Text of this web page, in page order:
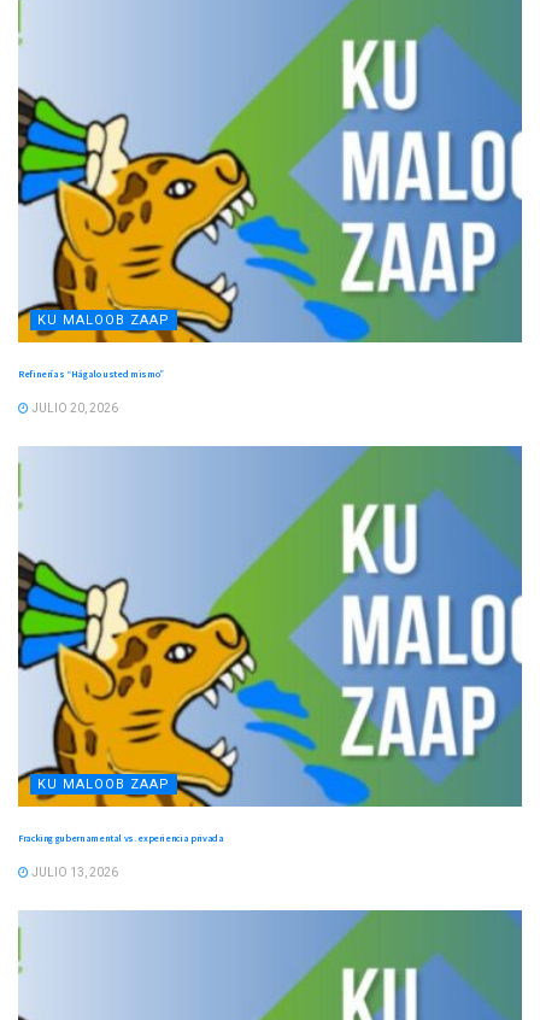
KU MALOOB ZAAP
Refinerías “Hágalo usted mismo”
JULIO 20, 2026
KU MALOOB ZAAP
Fracking gubernamental vs. experiencia privada
JULIO 13, 2026